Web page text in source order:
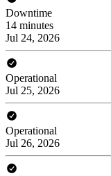
Downtime
14 minutes
Jul 24, 2026
Operational
Jul 25, 2026
Operational
Jul 26, 2026